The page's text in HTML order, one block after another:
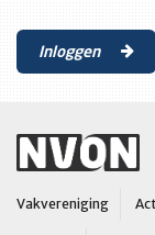
Inloggen
Vakvereniging